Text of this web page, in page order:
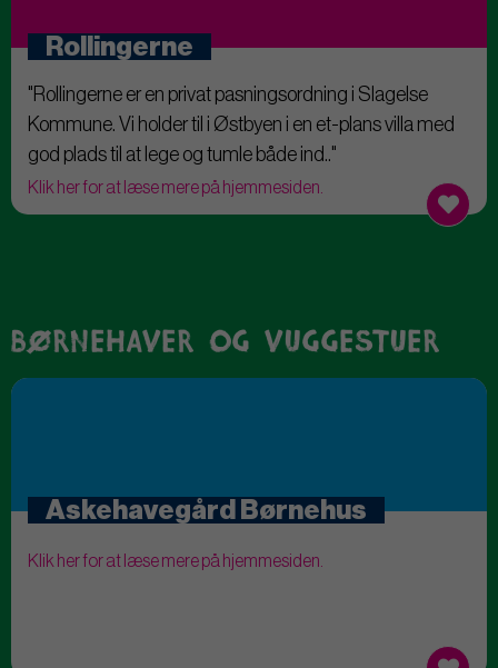
Rollingerne
"Rollingerne er en privat pasningsordning i Slagelse
Kommune. Vi holder til i Østbyen i en et-plans villa med
god plads til at lege og tumle både ind.."
Klik her for at læse mere på hjemmesiden.
børnehaver og vuggestuer
Askehavegård Børnehus
Klik her for at læse mere på hjemmesiden.